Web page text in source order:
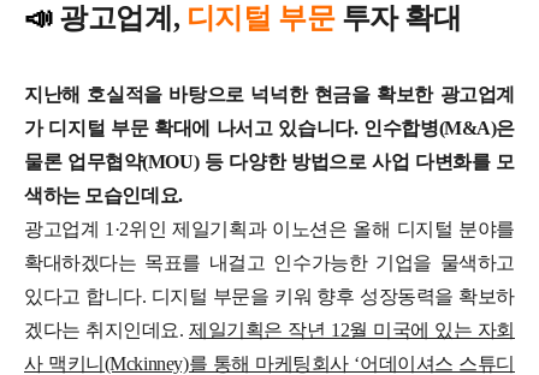
📣 광고업계, 디지털 부문투자 확대
지난해 호실적을 바탕으로 넉넉한 현금을 확보한 광고업계
가 디지털 부문 확대에 나서고 있습니다. 인수합병(M&A)은
물론 업무협약(MOU) 등 다양한 방법으로 사업 다변화를 모
색하는 모습인데요.
광고업계 1·2위인 제일기획과 이노션은 올해 디지털 분야를
확대하겠다는 목표를 내걸고 인수가능한 기업을 물색하고
있다고 합니다. 디지털 부문을 키워 향후 성장동력을 확보하
겠다는 취지인데요.제일기획은 작년 12월 미국에 있는 자회
사 맥키니(Mckinney)를 통해 마케팅회사 ‘어데이셔스 스튜디